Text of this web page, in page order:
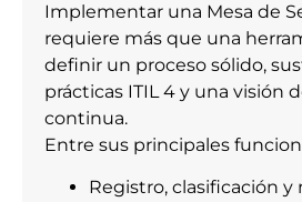
Implementar una Mesa de
requiere más que una
definir un proceso sólido,
prácticas ITIL 4 y una visión
continua.
Entre sus principales
Registro, clasificación y